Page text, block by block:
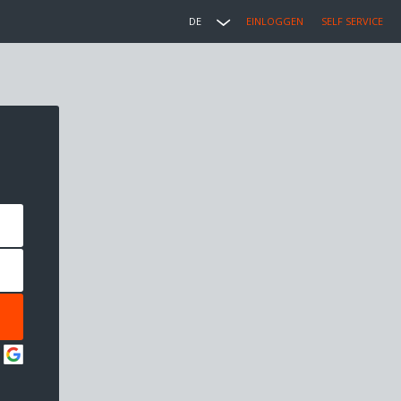
DE EINLOGGEN SELF SERVICE